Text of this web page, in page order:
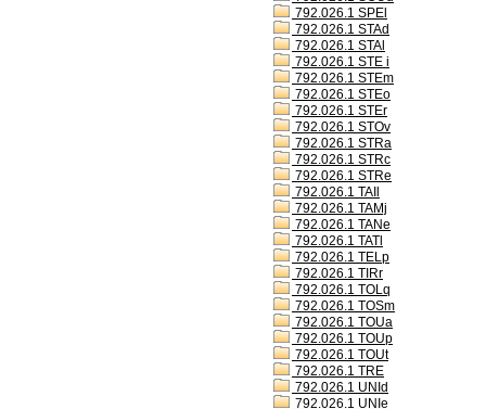
792.026.1 SPEl
792.026.1 STAd
792.026.1 STAl
792.026.1 STE i
792.026.1 STEm
792.026.1 STEo
792.026.1 STEr
792.026.1 STOv
792.026.1 STRa
792.026.1 STRc
792.026.1 STRe
792.026.1 TAIl
792.026.1 TAMj
792.026.1 TANe
792.026.1 TATl
792.026.1 TELp
792.026.1 TIRr
792.026.1 TOLq
792.026.1 TOSm
792.026.1 TOUa
792.026.1 TOUp
792.026.1 TOUt
792.026.1 TRE
792.026.1 UNId
792.026.1 UNIe